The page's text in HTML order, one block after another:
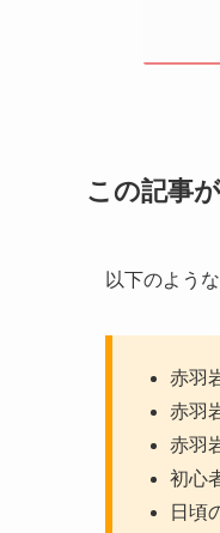
この記事
以下のよう
赤羽
赤羽
赤羽
初心
日頃